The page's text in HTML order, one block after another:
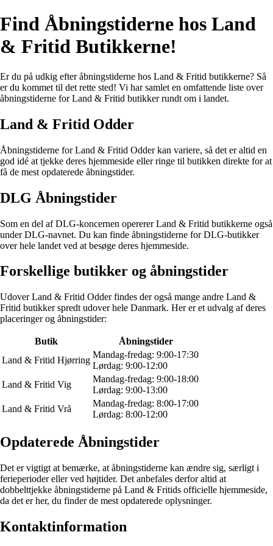
Find Åbningstiderne hos Land
& Fritid Butikkerne!
Er du på udkig efter åbningstiderne hos Land & Fritid butikkerne? Så
er du kommet til det rette sted! Vi har samlet en omfattende liste over
åbningstiderne for Land & Fritid butikker rundt om i landet.
Land & Fritid Odder
Åbningstiderne for Land & Fritid Odder kan variere, så det er altid en
god idé at tjekke deres hjemmeside eller ringe til butikken direkte for at
få de mest opdaterede åbningstider.
DLG Åbningstider
Som en del af DLG-koncernen opererer Land & Fritid butikkerne også
under DLG-navnet. Du kan finde åbningstiderne for DLG-butikker
over hele landet ved at besøge deres hjemmeside.
Forskellige butikker og åbningstider
Udover Land & Fritid Odder findes der også mange andre Land &
Fritid butikker spredt udover hele Danmark. Her er et udvalg af deres
placeringer og åbningstider:
Butik
Åbningstider
Land & Fritid Hjørring
Mandag-fredag: 9:00-17:30
Lørdag: 9:00-12:00
Land & Fritid Vig
Mandag-fredag: 9:00-18:00
Lørdag: 9:00-13:00
Land & Fritid Vrå
Mandag-fredag: 8:00-17:00
Lørdag: 8:00-12:00
Opdaterede Åbningstider
Det er vigtigt at bemærke, at åbningstiderne kan ændre sig, særligt i
ferieperioder eller ved højtider. Det anbefales derfor altid at
dobbelttjekke åbningstiderne på Land & Fritids officielle hjemmeside,
da det er her, du finder de mest opdaterede oplysninger.
Kontaktinformation